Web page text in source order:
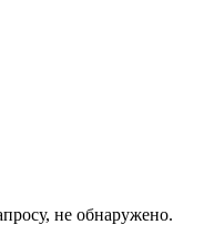
не обнаружено.